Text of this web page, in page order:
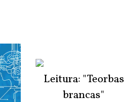
Leitura: "Teorbas
brancas"